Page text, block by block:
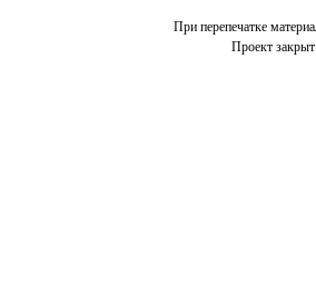
При перепечатке
Проект закрыт